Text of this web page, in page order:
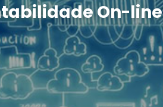
On-line